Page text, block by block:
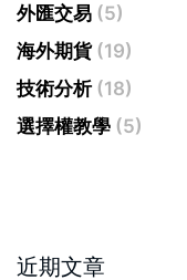
外匯交易 (5)
海外期貨(19)
技術分析(18)
選擇權教學 (5)
近期文章